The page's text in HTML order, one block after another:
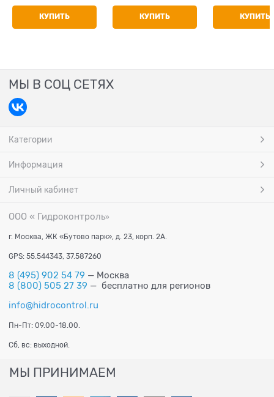
КУПИТЬ КУПИТЬ КУПИТЬ
МЫ В СОЦ СЕТЯХ
Категории
Информация
Личный кабинет
ООО « Гидроконтроль»
г. Москва, ЖК «Бутово парк», д. 23, корп. 2А.
GPS: 55.544343, 37.587260
8 (495) 902 54 79 — Москва
8 (800) 505 27 39 — бесплатно для регионов
info@hidrocontrol.ru
Пн-Пт: 09.00-18.00.
Сб, вс: выходной.
МЫ ПРИНИМАЕМ